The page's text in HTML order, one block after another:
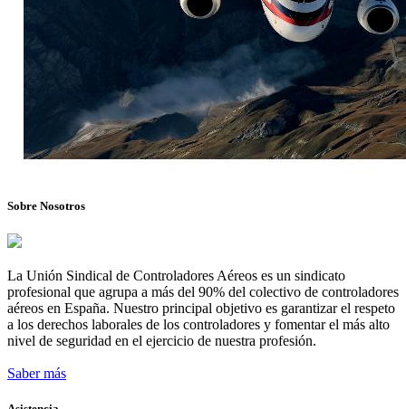
Sobre Nosotros
La Unión Sindical de Controladores Aéreos es un sindicato
profesional que agrupa a más del 90% del colectivo de controladores
aéreos en España. Nuestro principal objetivo es garantizar el respeto
a los derechos laborales de los controladores y fomentar el más alto
nivel de seguridad en el ejercicio de nuestra profesión.
Saber más